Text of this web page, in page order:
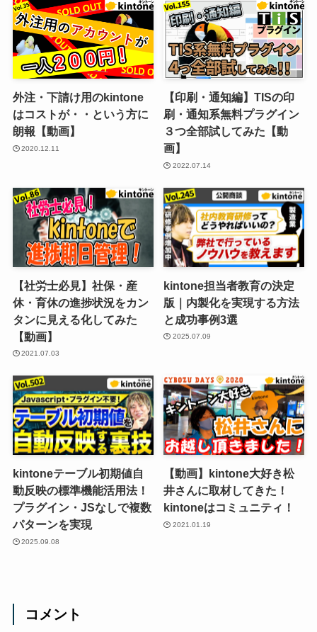
外注・下請け用のkintone
はコストが・・という方に
朗報【動画】
2020.12.11
【印刷・通知編】TISの印
刷・通知系無料プラグイン
３つ全部試してみた​【動
画】
2022.07.14
【社労士必見】社保・産
休・育休の進捗状況をカン
タンに見える化してみた
【動画】
2021.07.03
kintone担当者教育の決定
版｜内製化を実現する方法
と成功事例3選
2025.07.09
kintoneテーブル初期値自
動反映の標準機能活用法！
プラグイン・JSなしで複数
パターンを実現
2025.09.08
【動画】kintone大好き松
井さんに取材してきた！
kintoneはコミュニティ！
2021.01.19
コメント